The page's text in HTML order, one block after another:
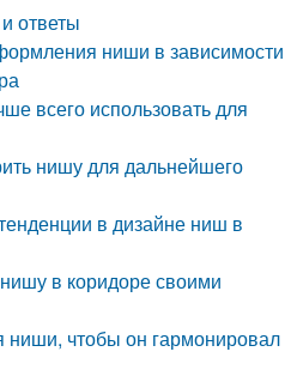
ответы
ниши в зависимости
всего использовать для
нишу для дальнейшего
в дизайне ниш в
в коридоре своими
ниши, чтобы он гармонировал